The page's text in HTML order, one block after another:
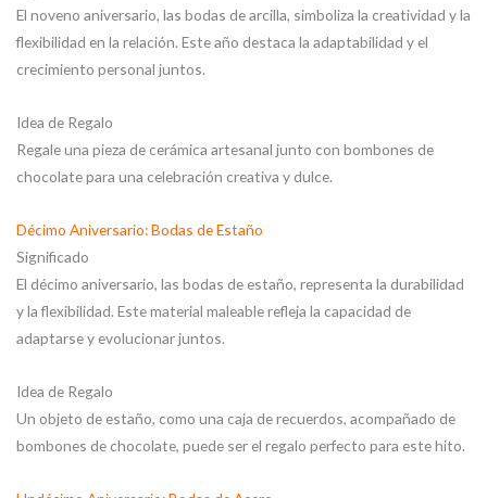
El noveno aniversario, las bodas de arcilla, simboliza la creatividad y la
flexibilidad en la relación. Este año destaca la adaptabilidad y el
crecimiento personal juntos.
Idea de Regalo
Regale una pieza de cerámica artesanal junto con bombones de
chocolate para una celebración creativa y dulce.
Décimo Aniversario: Bodas de Estaño
Significado
El décimo aniversario, las bodas de estaño, representa la durabilidad
y la flexibilidad. Este material maleable refleja la capacidad de
adaptarse y evolucionar juntos.
Idea de Regalo
Un objeto de estaño, como una caja de recuerdos, acompañado de
bombones de chocolate, puede ser el regalo perfecto para este hito.